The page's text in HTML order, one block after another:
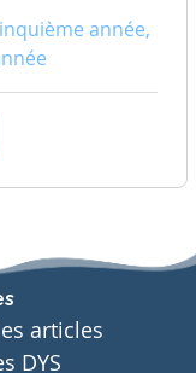
année,
articles
DYS